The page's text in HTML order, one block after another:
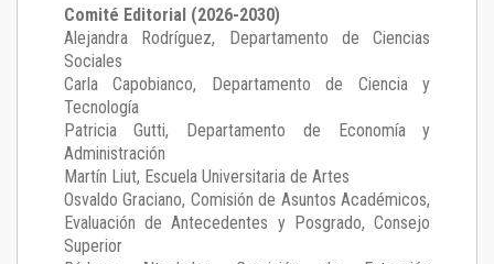
Comité Editorial (2026-2030)
Alejandra Rodríguez, Departamento de Ciencias
Sociales
Carla Capobianco, Departamento de Ciencia y
Tecnología
Patricia Gutti, Departamento de Economía y
Administración
Martín Liut, Escuela Universitaria de Artes
Osvaldo Graciano, Comisión de Asuntos Académicos,
Evaluación de Antecedentes y Posgrado, Consejo
Superior